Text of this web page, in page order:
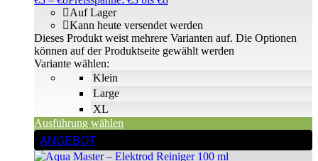
Klein
Large
XL
Auf Lager
Kann heute versendet werden
Variante wählen:
Ausführung wählen
Dieses Produkt weist mehrere Varianten auf. Die Optionen
können auf der Produktseite gewählt werden
ANGEBOT